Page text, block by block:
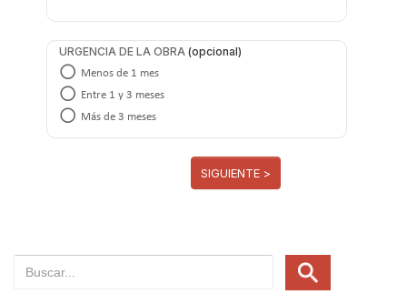
URGENCIA DE LA OBRA
Menos de 1 mes
Entre 1 y 3 meses
Más de 3 meses
SIGUIENTE >